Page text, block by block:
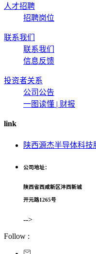
人才招聘
招聘岗位
联系我们
联系我们
信息反馈
投资者关系
公司公告
一图读懂 | 财报
link
陕西源杰半导体科技
公司地址：
陕西省西咸新区沣西新城
开元路1265号
-->
Follow :